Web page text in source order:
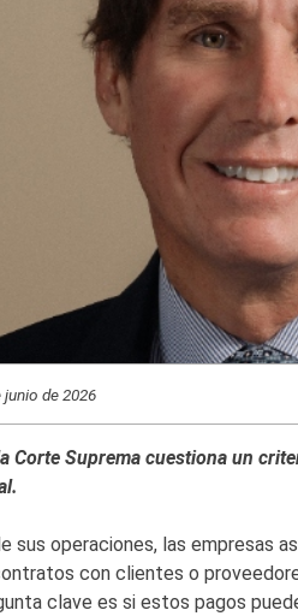
de 2026
Corte Suprema cuestiona un
sus operaciones, las empresas
con clientes o
clave es si estos pagos